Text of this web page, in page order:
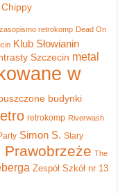
Chippy
retrokomp Dead On
Klub Słowianin
Szczecin metal
w
budynki
retrokomp Riverwash
Simon S. Stary
Prawobrzeże The
Zespół Szkół nr 13